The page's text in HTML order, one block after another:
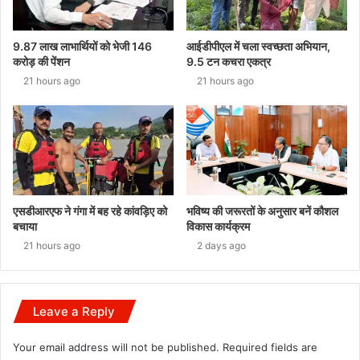
9.87 लाख लाभार्थियों को भेजी 146
करोड़ की पेंशन
21 hours ago
आईडीपीएल में चला स्वच्छता अभियान,
9.5 टन कचरा एकत्र
21 hours ago
एसडीआरएफ ने गंगा में बह रहे कांवड़िए को
बचाया
21 hours ago
भविष्य की जरूरतों के अनुसार बनें कौशल
विकास कार्यक्रम
2 days ago
Leave a Reply
Your email address will not be published. Required fields are